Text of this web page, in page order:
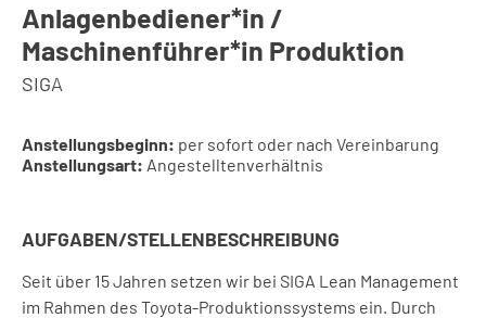
Anlagenbediener*in /
Maschinenführer*in Produktion
SIGA
Anstellungsbeginn: per sofort oder nach Vereinbarung
Anstellungsart: Angestelltenverhältnis
AUFGABEN/STELLENBESCHREIBUNG
Seit über 15 Jahren setzen wir bei SIGA Lean Management
im Rahmen des Toyota-Produktionssystems ein. Durch